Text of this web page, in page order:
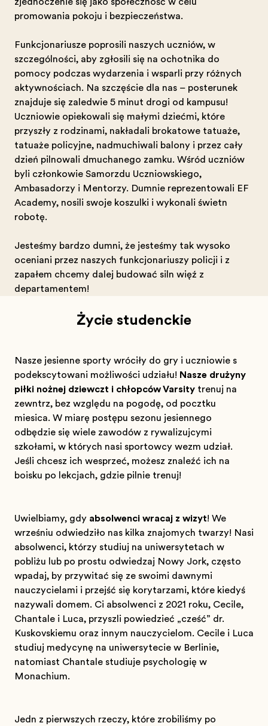
promowania pokoju i bezpieczeństwa.
Funkcjonariusze poprosili naszych uczniów, w
szczególności, aby zgłosili się na ochotnika do
pomocy podczas wydarzenia i wsparli przy różnych
aktywnościach. Na szczęście dla nas – posterunek
znajduje się zaledwie 5 minut drogi od kampusu!
Uczniowie opiekowali się małymi dziećmi, które
przyszły z rodzinami, nakładali brokatowe tatuaże,
tatuaże policyjne, nadmuchiwali balony i przez cały
dzień pilnowali dmuchanego zamku. Wśród uczniów
byli członkowie Samorządu Uczniowskiego,
Ambasadorzy i Mentorzy. Dumnie reprezentowali EF
Academy, nosili swoje koszulki i wykonali świetną
robotę.
Jesteśmy bardzo dumni, że jesteśmy tak wysoko
oceniani przez naszych funkcjonariuszy policji i z
zapałem chcemy dalej budować silną więź z
departamentem!
Życie studenckie
Nasze jesienne sporty wróciły do gry i uczniowie są
podekscytowani możliwością udziału! Nasze drużyny
piłki nożnej dziewcząt i chłopców Varsity trenują na
zewnątrz, bez względu na pogodę, od początku
miesiąca. W miarę postępu sezonu jesiennego
odbędzie się wiele zawodów z rywalizującymi
szkołami, w których nasi sportowcy wezmą udział.
Jeśli chcesz ich wesprzeć, możesz znaleźć ich na
boisku po lekcjach, gdzie pilnie trenują!
Uwielbiamy, gdy absolwenci wracają z wizytą! We
wrześniu odwiedziło nas kilka znajomych twarzy! Nasi
absolwenci, którzy studiują na uniwersytetach w
pobliżu lub po prostu odwiedzają Nowy Jork, często
wpadają, by przywitać się ze swoimi dawnymi
nauczycielami i przejść się korytarzami, które kiedyś
nazywali domem. Ci absolwenci z 2021 roku, Cecile,
Chantale i Luca, przyszli powiedzieć „cześć” dr.
Kuskovskiemu oraz innym nauczycielom. Cecile i Luca
studiują medycynę na uniwersytecie w Berlinie,
natomiast Chantale studiuje psychologię w
Monachium.
Jedną z pierwszych rzeczy, które zrobiliśmy po